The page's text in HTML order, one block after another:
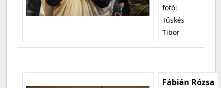
fotó:
Tüskés
Tibor
Fábián Rózsa